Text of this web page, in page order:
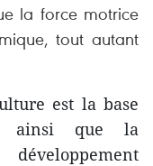
la force motrice
tout autant
est la base
ainsi que la